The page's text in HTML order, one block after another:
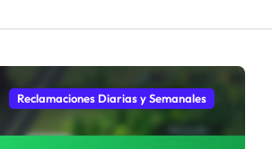
Reclamaciones Diarias y Semanales